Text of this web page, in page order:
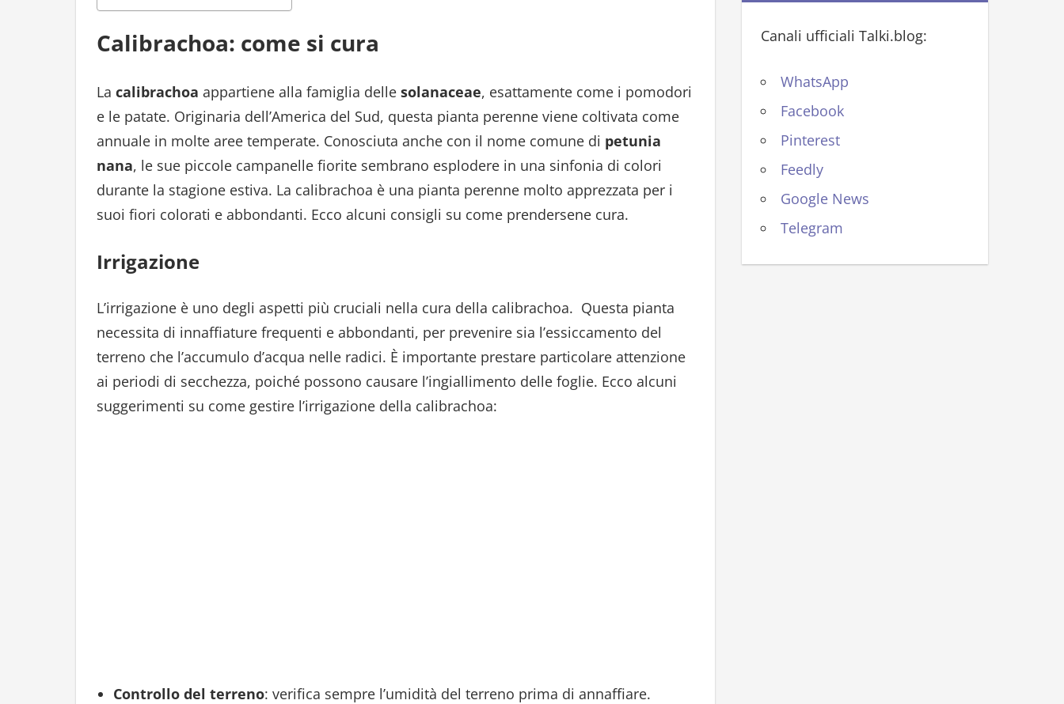
Calibrachoa: come si cura
La calibrachoa appartiene alla famiglia delle solanaceae, esattamente come i pomodori
e le patate. Originaria dell’America del Sud, questa pianta perenne viene coltivata come
annuale in molte aree temperate. Conosciuta anche con il nome comune di petunia
nana, le sue piccole campanelle fiorite sembrano esplodere in una sinfonia di colori
durante la stagione estiva. La calibrachoa è una pianta perenne molto apprezzata per i
suoi fiori colorati e abbondanti. Ecco alcuni consigli su come prendersene cura.
Irrigazione
L’irrigazione è uno degli aspetti più cruciali nella cura della calibrachoa. Questa pianta
necessita di innaffiature frequenti e abbondanti, per prevenire sia l’essiccamento del
terreno che l’accumulo d’acqua nelle radici. È importante prestare particolare attenzione
ai periodi di secchezza, poiché possono causare l’ingiallimento delle foglie. Ecco alcuni
suggerimenti su come gestire l’irrigazione della calibrachoa:
Controllo del terreno: verifica sempre l’umidità del terreno prima di annaffiare.
Canali ufficiali Talki.blog:
WhatsApp
Facebook
Pinterest
Feedly
Google News
Telegram